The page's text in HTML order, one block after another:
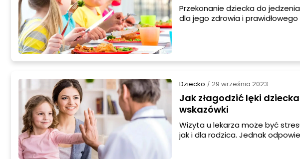
Przekonanie dziecka do
dla jego zdrowia i
Dziecko / 29 września 2023
Jak złagodzić lęki
wskazówki
Wizyta u lekarza może być
jak i dla rodzica. Jednak